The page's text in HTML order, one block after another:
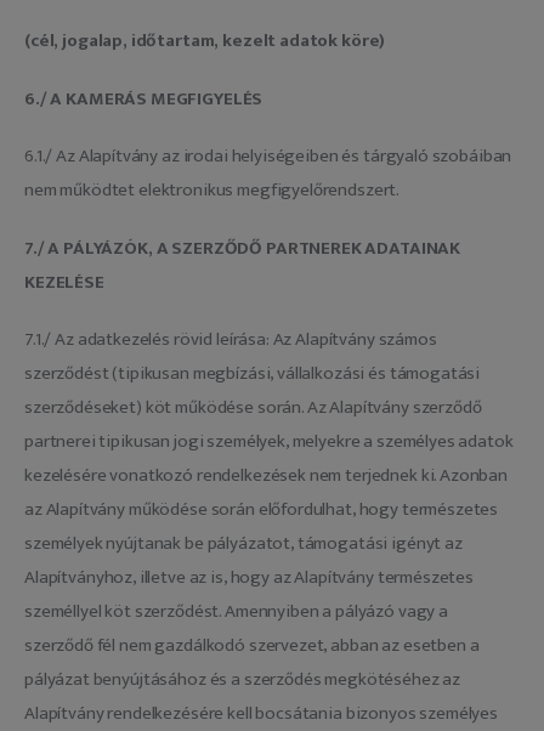
(cél, jogalap, időtartam, kezelt adatok köre)
6./A KAMERÁS MEGFIGYELÉS
6.1./ Az Alapítvány az irodai helyiségeiben és tárgyaló szobáiban
nem működtet elektronikus megfigyelőrendszert.
7./ A PÁLYÁZÓK, A SZERZŐDŐ PARTNEREK ADATAINAK
KEZELÉSE
7.1./ Az adatkezelés rövid leírása: Az Alapítvány számos
szerződést (tipikusan megbízási, vállalkozási és támogatási
szerződéseket) köt működése során. Az Alapítvány szerződő
partnerei tipikusan jogi személyek, melyekre a személyes adatok
kezelésére vonatkozó rendelkezések nem terjednek ki. Azonban
az Alapítvány működése során előfordulhat, hogy természetes
személyek nyújtanak be pályázatot, támogatási igényt az
Alapítványhoz, illetve az is, hogy az Alapítvány természetes
személlyel köt szerződést. Amennyiben a pályázó vagy a
szerződő fél nem gazdálkodó szervezet, abban az esetben a
pályázat benyújtásához és a szerződés megkötéséhez az
Alapítvány rendelkezésére kell bocsátania bizonyos személyes